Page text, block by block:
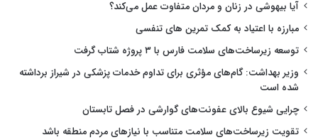
آیا بیهوشی در زنان و مردان متفاوت عمل می‌کند؟
مبارزه با اعتیاد به کمک تمرین های تنفسی
توسعه زیرساخت‌های سلامت فارس با ۳ پروژه شتاب گرفت
وزیر بهداشت: گام‌های مؤثری برای تداوم خدمات پزشکی در شیراز برداشته
شده است
چرایی شیوع بالای عفونت‌های گوارشی در فصل تابستان
تقویت زیرساخت‌های سلامت متناسب با نیازهای مردم منطقه باشد